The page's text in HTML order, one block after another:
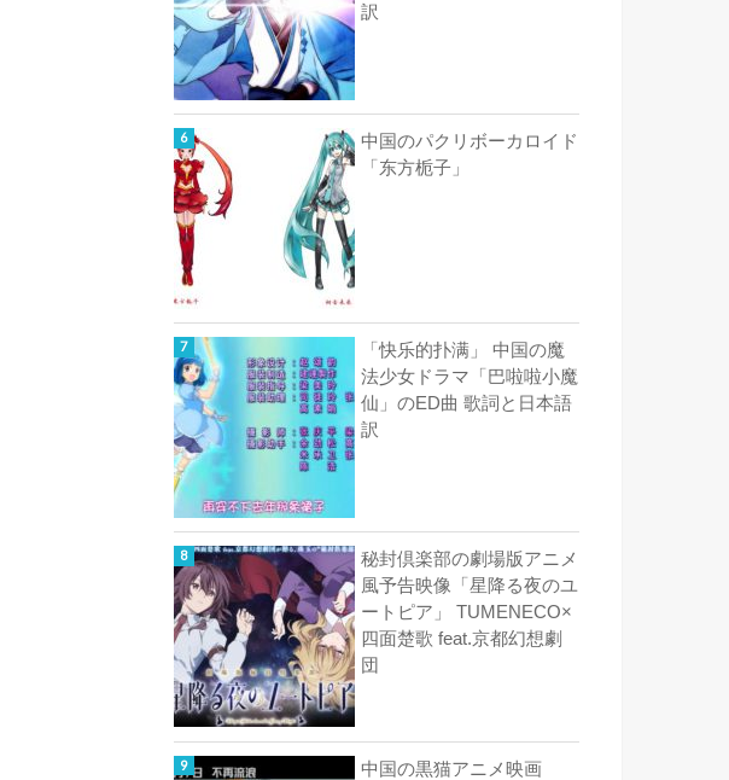
訳
中国のパクリボーカロイド
「东方栀子」
「快乐的扑满」 中国の魔
法少女ドラマ「巴啦啦小魔
仙」のED曲 歌詞と日本語
訳
秘封倶楽部の劇場版アニメ
風予告映像「星降る夜のユ
ートピア」 TUMENECO×
四面楚歌 feat.京都幻想劇
団
中国の黒猫アニメ映画